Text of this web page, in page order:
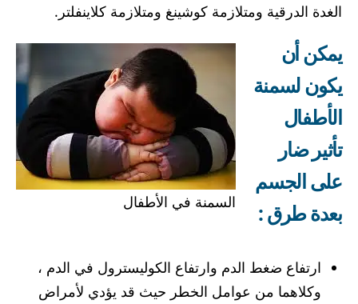
الغدة الدرقية ومتلازمة كوشينغ ومتلازمة كلاينفلتر.
السمنة في الأطفال
يمكن أن
يكون لسمنة
الأطفال
تأثير ضار
على الجسم
بعدة طرق:
ارتفاع ضغط الدم وارتفاع الكوليسترول في الدم ،
وكلاهما من عوامل الخطر حيث قد يؤدي لأمراض